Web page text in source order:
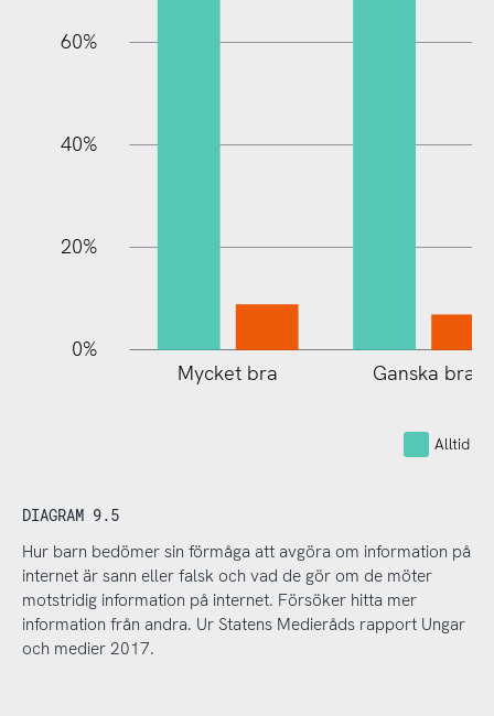
60%
40%
20%
0%
Mycket bra Ganska bra
Alltid
DIAGRAM 9.5
Hur barn bedömer sin förmåga att avgöra om information på
internet är sann eller falsk och vad de gör om de möter
motstridig information på internet. Försöker hitta mer
information från andra. Ur Statens Medieråds rapport Ungar
och medier 2017.